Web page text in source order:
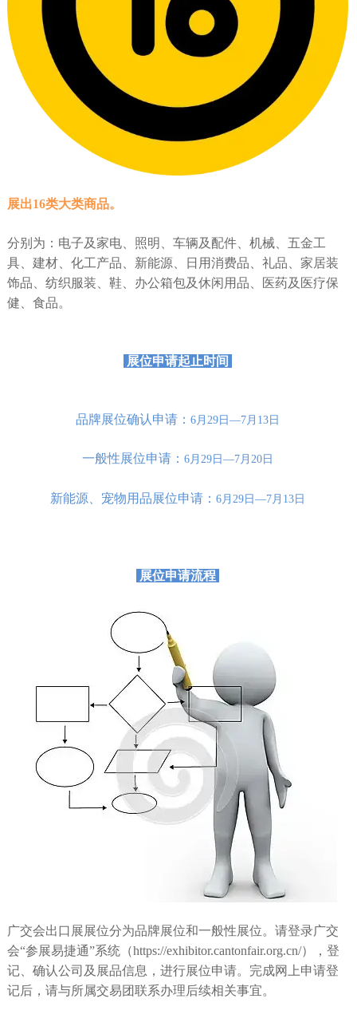
展出16类大类商品。
分别为：电子及家电、照明、车辆及配件、机械、五金工
具、建材、化工产品、新能源、日用消费品、礼品、家居装
饰品、纺织服装、鞋、办公箱包及休闲用品、医药及医疗保
健、食品。
展位申请起止时间
品牌展位确认申请： 6月29日—7月13日
一般性展位申请： 6月29日—7月20日
新能源、宠物用品展位申请： 6月29日—7月13日
展位申请流程
广交会出口展展位分为品牌展位和一般性展位。请登录广交
会“参展易捷通”系统（https://exhibitor.cantonfair.org.cn/），登
记、确认公司及展品信息，进行展位申请。完成网上申请登
记后，请与所属交易团联系办理后续相关事宜。